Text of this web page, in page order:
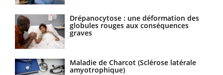
Drépanocytose : une déformation des
globules rouges aux conséquences
graves
Maladie de Charcot (Sclérose latérale
amyotrophique)